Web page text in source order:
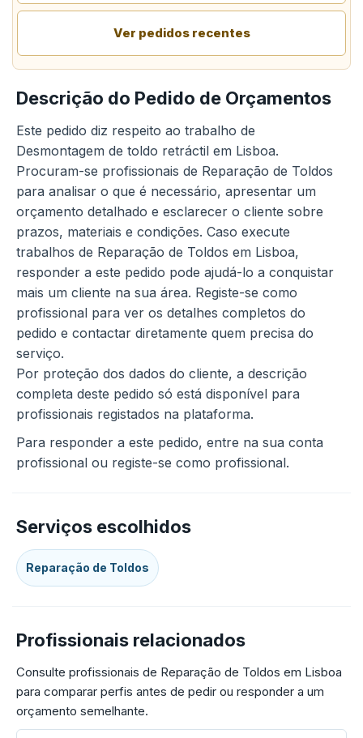
Ver pedidos recentes
Descrição do Pedido de Orçamentos
Este pedido diz respeito ao trabalho de
Desmontagem de toldo retráctil em Lisboa.
Procuram-se profissionais de Reparação de Toldos
para analisar o que é necessário, apresentar um
orçamento detalhado e esclarecer o cliente sobre
prazos, materiais e condições. Caso execute
trabalhos de Reparação de Toldos em Lisboa,
responder a este pedido pode ajudá-lo a conquistar
mais um cliente na sua área. Registe-se como
profissional para ver os detalhes completos do
pedido e contactar diretamente quem precisa do
serviço.
Por proteção dos dados do cliente, a descrição
completa deste pedido só está disponível para
profissionais registados na plataforma.
Para responder a este pedido, entre na sua conta
profissional ou registe-se como profissional.
Serviços escolhidos
Reparação de Toldos
Profissionais relacionados
Consulte profissionais de Reparação de Toldos em Lisboa
para comparar perfis antes de pedir ou responder a um
orçamento semelhante.